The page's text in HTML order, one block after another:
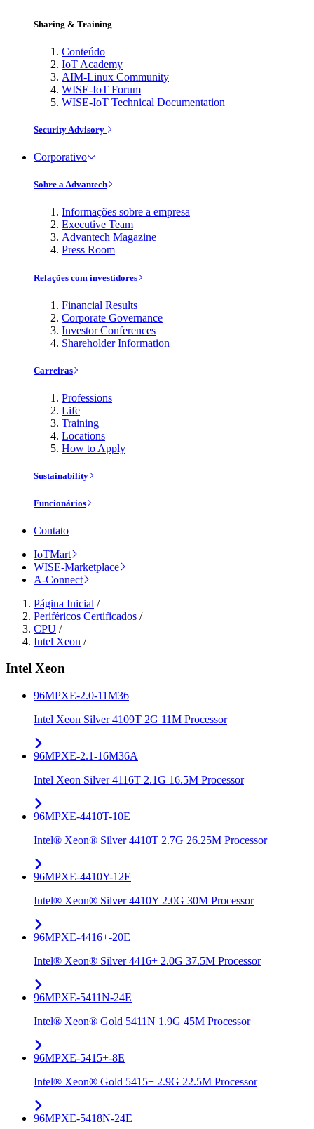
Sharing & Training
Conteúdo
IoT Academy
AIM-Linux Community
WISE-IoT Forum
WISE-IoT Technical Documentation
Security Advisory
Corporativo
Sobre a Advantech
Informações sobre a empresa
Executive Team
Advantech Magazine
Press Room
Relações com investidores
Financial Results
Corporate Governance
Investor Conferences
Shareholder Information
Carreiras
Professions
Life
Training
Locations
How to Apply
Sustainability
Funcionários
Contato
IoTMart
WISE-Marketplace
A-Connect
Página Inicial /
Periféricos Certificados /
CPU /
Intel Xeon /
Intel Xeon
96MPXE-2.0-11M36
Intel Xeon Silver 4109T 2G 11M Processor
96MPXE-2.1-16M36A
Intel Xeon Silver 4116T 2.1G 16.5M Processor
96MPXE-4410T-10E
Intel® Xeon® Silver 4410T 2.7G 26.25M Processor
96MPXE-4410Y-12E
Intel® Xeon® Silver 4410Y 2.0G 30M Processor
96MPXE-4416+-20E
Intel® Xeon® Silver 4416+ 2.0G 37.5M Processor
96MPXE-5411N-24E
Intel® Xeon® Gold 5411N 1.9G 45M Processor
96MPXE-5415+-8E
Intel® Xeon® Gold 5415+ 2.9G 22.5M Processor
96MPXE-5418N-24E